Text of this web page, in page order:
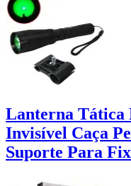
Lanterna Tática
Invisível Caça
Suporte Para